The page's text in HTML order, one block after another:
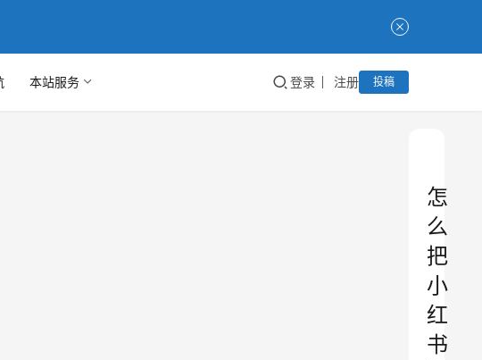
本站服务 登录 注册 投稿
怎
么
把
小
红
书